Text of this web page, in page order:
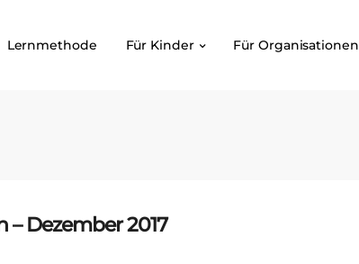
Lernmethode Für Kinder Für Organisationen
– Dezember 2017